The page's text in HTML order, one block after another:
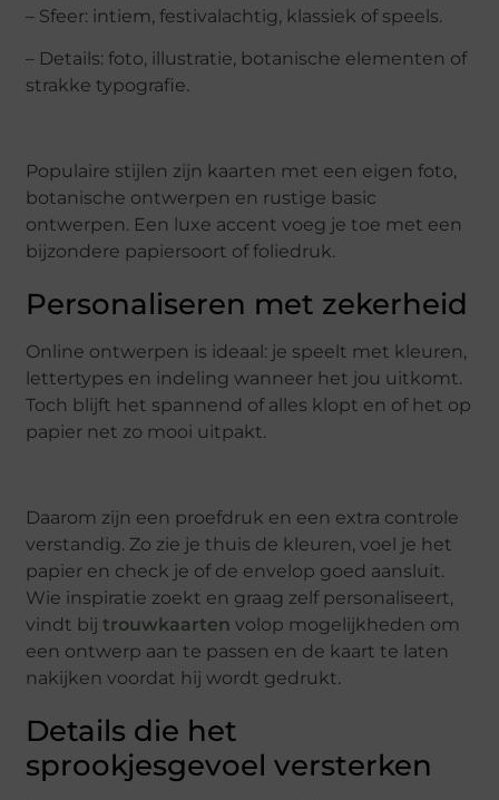
– Sfeer: intiem, festivalachtig, klassiek of speels.
– Details: foto, illustratie, botanische elementen of
strakke typografie.
Populaire stijlen zijn kaarten met een eigen foto,
botanische ontwerpen en rustige basic
ontwerpen. Een luxe accent voeg je toe met een
bijzondere papiersoort of foliedruk.
Personaliseren met zekerheid
Online ontwerpen is ideaal: je speelt met kleuren,
lettertypes en indeling wanneer het jou uitkomt.
Toch blijft het spannend of alles klopt en of het op
papier net zo mooi uitpakt.
Daarom zijn een proefdruk en een extra controle
verstandig. Zo zie je thuis de kleuren, voel je het
papier en check je of de envelop goed aansluit.
Wie inspiratie zoekt en graag zelf personaliseert,
vindt bijtrouwkaarten volop mogelijkheden om
een ontwerp aan te passen en de kaart te laten
nakijken voordat hij wordt gedrukt.
Details die het
sprookjesgevoel versterken